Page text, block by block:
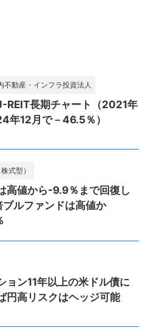
不動産・インフラ投資法人
REIT長期チャート（2021年
年12月で－46.5％）
式型）
高値から-9.9％まで回復し
ルファンドは高値か
ョン11年以上の米ドル債に
円高リスクはヘッジ可能